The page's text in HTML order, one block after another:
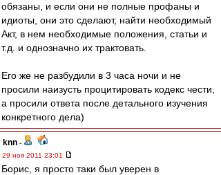
обязаны, и если они не полные профаны и
идиоты, они это сделают, найти необходимый
Акт, в нем необходимые положения, статьи и
т.д. и однозначно их трактовать.
Его же не разбудили в 3 часа ночи и не
просили наизусть процитировать кодекс чести,
а просили ответа после детального изучения
конкретного дела)
knn -
29 ноя 2011 23:01
Борис, я просто таки был уверен в